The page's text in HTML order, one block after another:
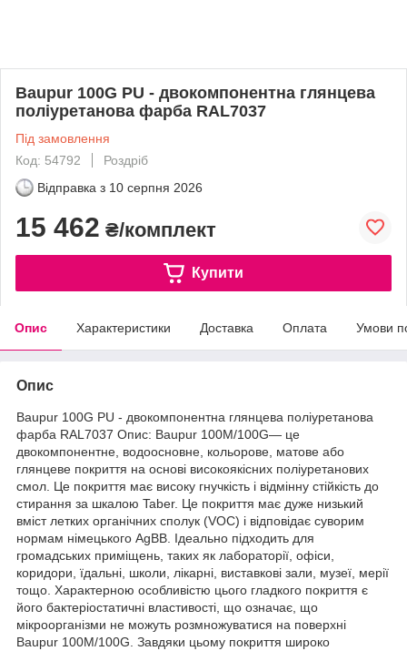
Baupur 100G PU - двокомпонентна глянцева
поліуретанова фарба RAL7037
Під замовлення
Код: 54792
Роздріб
Відправка з 10 серпня 2026
15 462 ₴/комплект
Купити
Опис Характеристики Доставка Оплата Умови
Опис
Baupur 100G PU - двокомпонентна глянцева поліуретанова
фарба RAL7037 Опис: Baupur 100M/100G— це
двокомпонентне, водоосновне, кольорове, матове або
глянцеве покриття на основі високоякісних поліуретанових
смол. Це покриття має високу гнучкість і відмінну стійкість до
стирання за шкалою Taber. Це покриття має дуже низький
вміст летких органічних сполук (VOC) і відповідає суворим
нормам німецького AgBB. Ідеально підходить для
громадських приміщень, таких як лабораторії, офіси,
коридори, їдальні, школи, лікарні, виставкові зали, музеї, мерії
тощо. Характерною особливістю цього гладкого покриття є
його бактеріостатичні властивості, що означає, що
мікроорганізми не можуть розмножуватися на поверхні
Baupur 100M/100G. Завдяки цьому покриття широко